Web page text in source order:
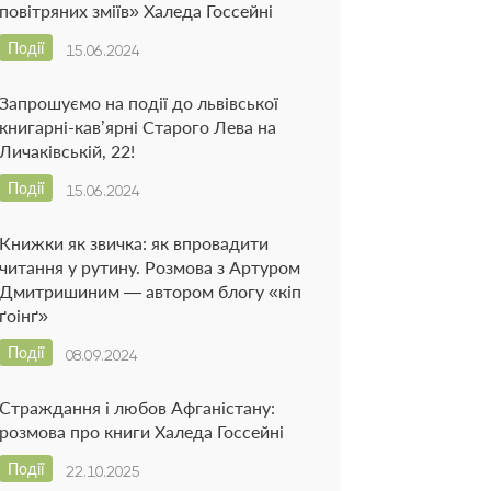
повітряних зміїв» Халеда Госсейні
15.06.2024
Події
Запрошуємо на події до львівської
книгарні-кав’ярні Старого Лева на
Личаківській, 22!
15.06.2024
Події
Книжки як звичка: як впровадити
читання у рутину. Розмова з Артуром
Дмитришиним — автором блогу «кіп
ґоінґ»
08.09.2024
Події
Страждання і любов Афганістану:
розмова про книги Халеда Госсейні
22.10.2025
Події